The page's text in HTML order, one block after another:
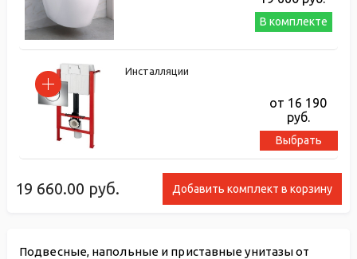
19 660.00 руб. Добавить комплект в корзину
В комплекте
Инсталляции
от 16 190
руб.
Выбрать
Подвесные, напольные и приставные унитазы от